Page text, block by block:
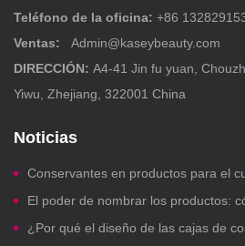
Teléfono de la oficina: +86
Ventas:
Admin@kaseybeauty.com
DIRECCIÓN: A4-41 Jin fu yuan,
Yiwu, Zhejiang, 322001 China
Noticias
Conservantes en productos para el cuidado de la piel y
El poder de nombrar los productos: cómo el nombre adecuado para una marca
¿Por qué el diseño de las cajas de cosméticos se ve "claro"